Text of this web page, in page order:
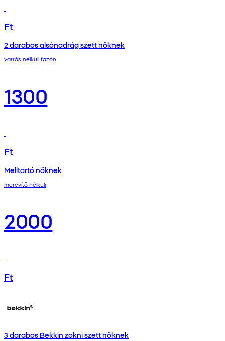
Ft
2 darabos alsónadrág szett nőknek
varrás nélküli fazon
1300
Ft
Melltartó nőknek
merevítő nélküli
2000
Ft
3 darabos Bekkin zokni szett nőknek